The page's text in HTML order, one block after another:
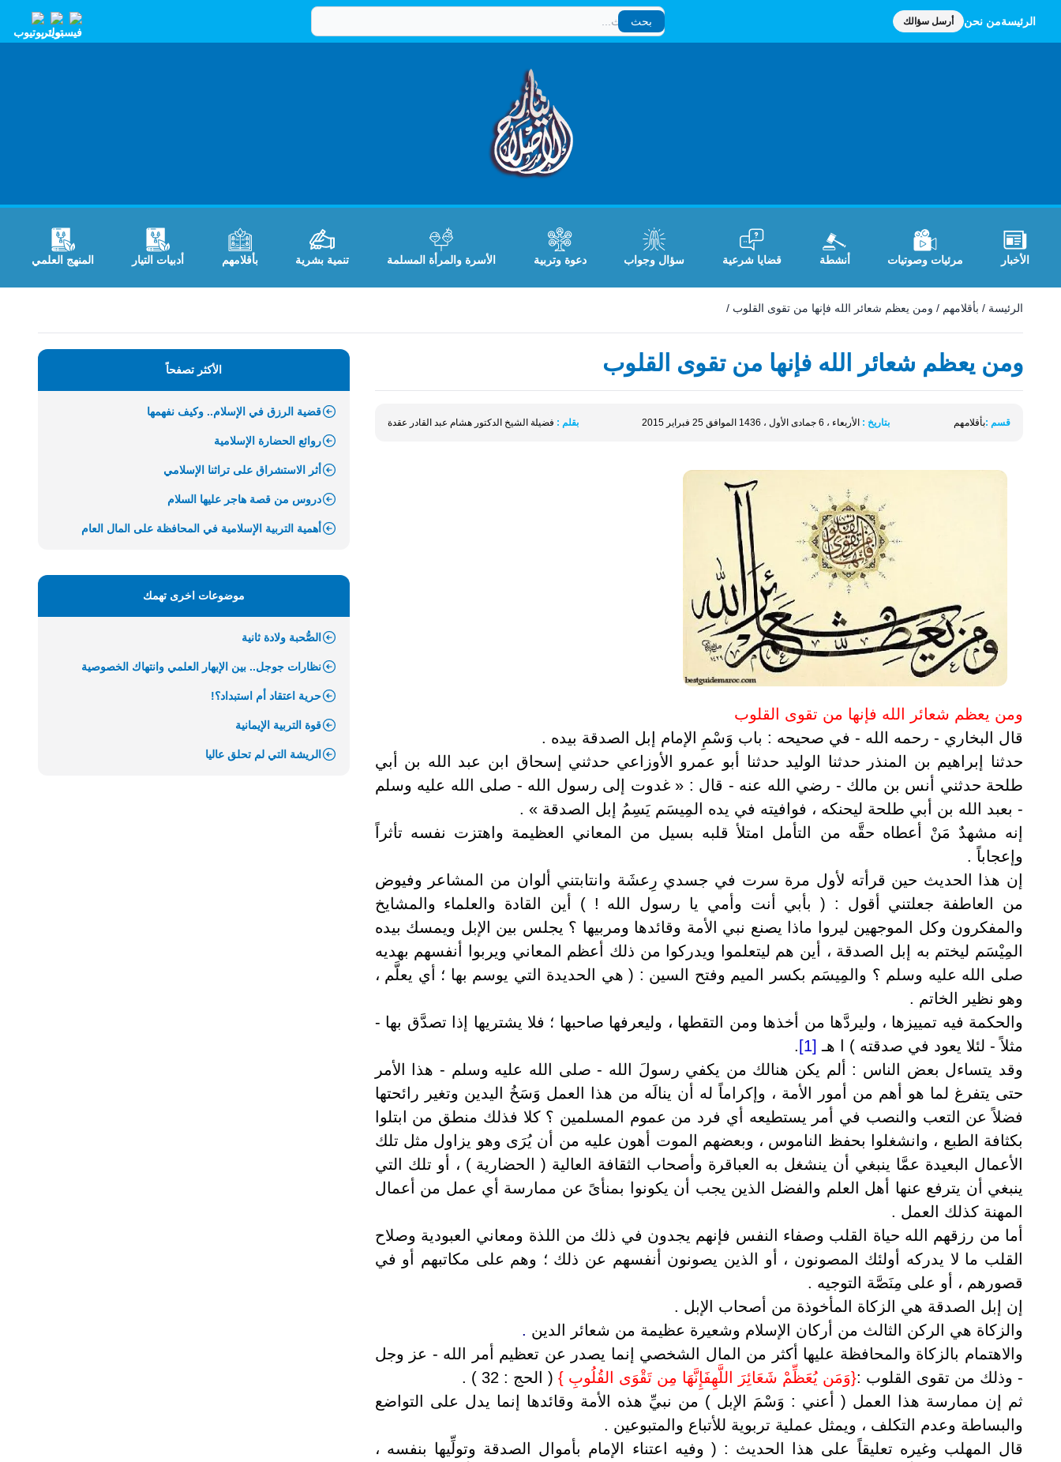
الرئيسةمن نحن أرسل سؤالك
بحث
بحث
الأخبار مرئيات وصوتيات أنشطة قضايا شرعية سؤال وجواب دعوة وتربية الأسرة والمرأة المسلمة تنمية بشرية بأقلامهم أدبيات التيار المنهج العلمي
الرئيسة / بأقلامهم / ومن يعظم شعائر الله فإنها من تقوى القلوب /
ومن يعظم شعائر الله فإنها من تقوى القلوب
قسم :بأقلامهم بتاريخ : الأربعاء ، 6 جمادى الأول ، 1436 الموافق 25 فبراير 2015 بقلم : فضيلة الشيخ الدكتور هشام عبد القادر عقدة
ومن يعظم شعائر الله فإنها من تقوى القلوب
قال البخاري - رحمه الله - في صحيحه : باب وَسْمِ الإمام إبل الصدقة بيده .
حدثنا إبراهيم بن المنذر حدثنا الوليد حدثنا أبو عمرو الأوزاعي حدثني إسحاق ابن عبد الله بن أبي
طلحة حدثني أنس بن مالك - رضي الله عنه - قال : « غدوت إلى رسول الله - صلى الله عليه وسلم
- بعبد الله بن أبي طلحة ليحنكه ، فوافيته في يده المِيسَم يَسِمُ إبل الصدقة » .
إنه مشهدٌ مَنْ أعطاه حقَّه من التأمل امتلأ قلبه بسيل من المعاني العظيمة واهتزت نفسه تأثراً
وإعجاباً .
إن هذا الحديث حين قرأته لأول مرة سرت في جسدي رِعشَة وانتابتني ألوان من المشاعر وفيوض
من العاطفة جعلتني أقول : ( بأبي أنت وأمي يا رسول الله ! ) أين القادة والعلماء والمشايخ
والمفكرون وكل الموجهين ليروا ماذا يصنع نبي الأمة وقائدها ومربيها ؟ يجلس بين الإبل ويمسك بيده
المِيْسَم ليختم به إبل الصدقة ، أين هم ليتعلموا ويدركوا من ذلك أعظم المعاني ويربوا أنفسهم بهديه
صلى الله عليه وسلم ؟ والمِيسَم بكسر الميم وفتح السين : ( هي الحديدة التي يوسم بها ؛ أي يعلَّم ،
وهو نظير الخاتم .
والحكمة فيه تمييزها ، وليردَّها من أخذها ومن التقطها ، وليعرفها صاحبها ؛ فلا يشتريها إذا تصدَّق بها -
مثلاً - لئلا يعود في صدقته ) ا هـ [1]
.
وقد يتساءل بعض الناس : ألم يكن هنالك من يكفي رسولَ الله - صلى الله عليه وسلم - هذا الأمر
حتى يتفرغ لما هو أهم من أمور الأمة ، وإكراماً له أن ينالَه من هذا العمل وَسَخُ اليدين وتغير رائحتها
فضلاً عن التعب والنصب في أمر يستطيعه أي فرد من عموم المسلمين ؟ كلا فذلك منطق من ابتلوا
بكثافة الطبع ، وانشغلوا بحفظ الناموس ، وبعضهم الموت أهون عليه من أن يُرَى وهو يزاول مثل تلك
الأعمال البعيدة عمَّا ينبغي أن ينشغل به العباقرة وأصحاب الثقافة العالية ( الحضارية ) ، أو تلك التي
ينبغي أن يترفع عنها أهل العلم والفضل الذين يجب أن يكونوا بمنأىً عن ممارسة أي عمل من أعمال
المهنة كذلك العمل .
أما من رزقهم الله حياة القلب وصفاء النفس فإنهم يجدون في ذلك من اللذة ومعاني العبودية وصلاح
القلب ما لا يدركه أولئك المصونون ، أو الذين يصونون أنفسهم عن ذلك ؛ وهم على مكاتبهم أو في
قصورهم ، أو على مِنَصَّة التوجيه .
إن إبل الصدقة هي الزكاة المأخوذة من أصحاب الإبل .
والزكاة هي الركن الثالث من أركان الإسلام وشعيرة عظيمة من شعائر الدين .
والاهتمام بالزكاة والمحافظة عليها أكثر من المال الشخصي إنما يصدر عن تعظيم أمر الله - عز وجل
- وذلك من تقوى القلوب :{وَمَن يُعَظِّمْ شَعَائِرَ اللَّهِفَإِنَّهَا مِن تَقْوَى القُلُوبِ } ( الحج : 32 )
.
ثم إن ممارسة هذا العمل ( أعني : وَسْمَ الإبل ) من نبيِّ هذه الأمة وقائدها إنما يدل على التواضع
والبساطة وعدم التكلف ، ويمثل عملية تربوية للأتباع والمتبوعين .
قال المهلب وغيره تعليقاً على هذا الحديث : ( وفيه اعتناء الإمام بأموال الصدقة وتولِّيها بنفسه ،
الأكثر تصفحاً
قضية الرزق في الإسلام.. وكيف نفهمها
روائع الحضارة الإسلامية
أثر الاستشراق على تراثنا الإسلامي
دروس من قصة هاجر عليها السلام
أهمية التربية الإسلامية في المحافظة على المال العام
موضوعات اخرى تهمك
الصُّحبة ولادة ثانية
نظارات جوجل.. بين الإبهار العلمي وانتهاك الخصوصية
حرية اعتقاد أم استبداد؟!
قوة التربية الإيمانية
الريشة التي لم تحلق عاليا